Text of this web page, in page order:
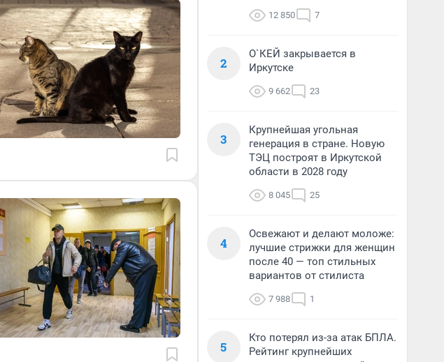
12 850 7
2
О`КЕЙ закрывается в
Иркутске
9 662 23
3
Крупнейшая угольная
генерация в стране. Новую
ТЭЦ построят в Иркутской
области в 2028 году
8 045 25
4
Освежают и делают моложе:
лучшие стрижки для женщин
после 40 — топ стильных
вариантов от стилиста
7 988 1
5
Кто потерял из-за атак БПЛА.
Рейтинг крупнейших